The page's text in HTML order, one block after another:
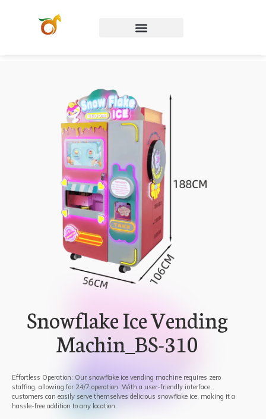
Snowflake Ice Vending
Machin_BS-310
Effortless Operation: Our snowflake ice vending machine requires zero
staffing, allowing for 24/7 operation. With a user-friendly interface,
customers can easily serve themselves delicious snowflake ice, making it a
hassle-free addition to any location.